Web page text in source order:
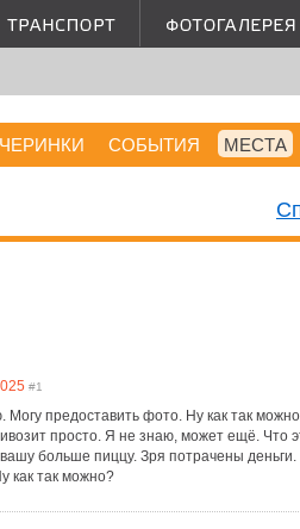
СОБЫТИЯ МЕСТА
#1
Могу предоставить фото. Ну как так
просто. Я не знаю, может ещё. Что
больше пиццу. Зря потрачены
как так можно?